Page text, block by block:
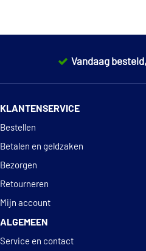
Vandaag besteld,
KLANTENSERVICE
Bestellen
Betalen en geldzaken
Bezorgen
Retourneren
Mijn account
ALGEMEEN
Service en contact